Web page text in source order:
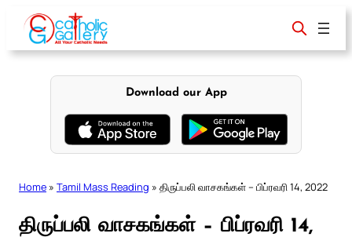
content
Download our App
Home » Tamil Mass Reading » திருப்பலி வாசகங்கள் – பிப்ரவரி 14, 2022
திருப்பலி வாசகங்கள் – பிப்ரவரி 14,